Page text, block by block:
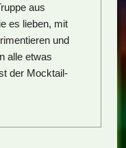
aus
es lieben, mit
und
alle etwas
der Mocktail-